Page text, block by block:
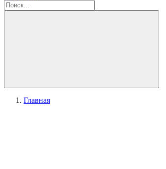
Главная